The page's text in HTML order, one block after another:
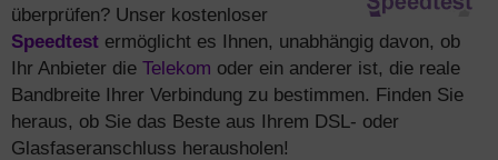
überprüfen? Unser kostenloser
Speedtest ermöglicht es Ihnen, unabhängig davon, ob
Ihr Anbieter die Telekom oder ein anderer ist, die reale
Bandbreite Ihrer Verbindung zu bestimmen. Finden Sie
heraus, ob Sie das Beste aus Ihrem DSL- oder
Glasfaseranschluss herausholen!